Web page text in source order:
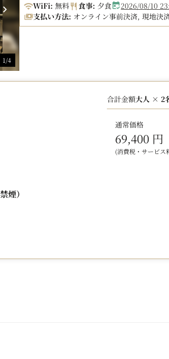
1/4
■ご夕食：「アランチーノ」にてディナ
※苦手な食材や、アレルギーなどがあ
※お食事の際のお飲み物代は含まれて
※仕入れ状況等により、予告なくメニ
■シェフこだわりの7品程度のコース
・カフェ
WiFi:無料 食事: 夕食
2026/08/10
支払い方法: オンライン事前決済, 現地決
煙）
合計金額大人 × 2
通常価格
69,400 円
(消費税・サービス